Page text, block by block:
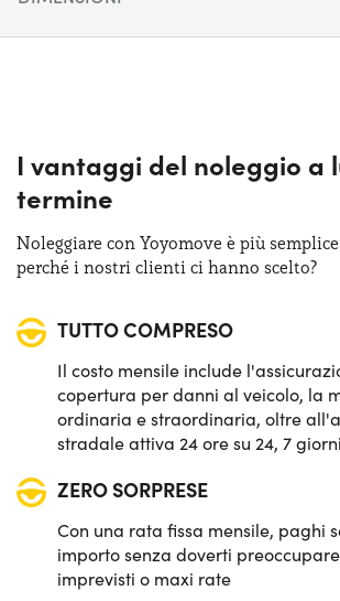
Alimentazione:Benzina
Cambio: Manuale
Posti auto:5
Potenza:100 CV
Altezza: 153 cm
Bagagliaio (max):
Bagagliaio (min): 380 lt
I vantaggi del noleggio a
termine
Noleggiare con Yoyomove è più
perché i nostri clienti ci hanno scelto?
TUTTO COMPRESO
Il costo mensile include
copertura per danni al veicolo, la
ordinaria e straordinaria, oltre
stradale attiva 24 ore su 24, 7
ZERO SORPRESE
Con una rata fissa mensile, paghi
importo senza doverti
imprevisti o maxi rate